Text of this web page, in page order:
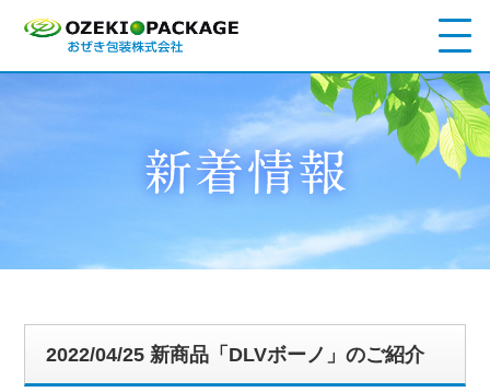
2022/04/25 新商品「DLVボーノ」のご紹介